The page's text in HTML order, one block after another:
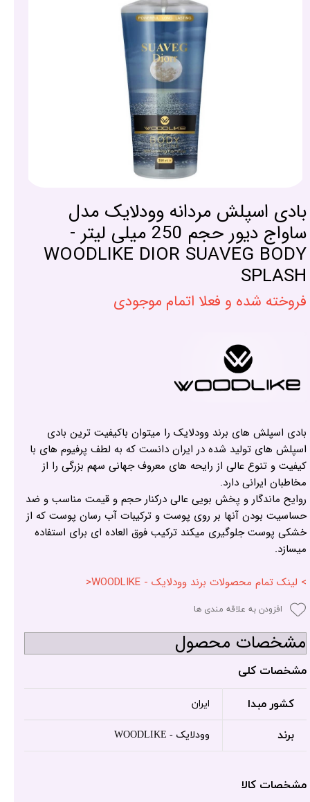
بادی اسپلش مردانه وودلایک مدل
ساواج دیور حجم 250 میلی لیتر -
WOODLIKE DIOR SUAVEG BODY
SPLASH
فروخته شده و فعلا اتمام موجودی
بادی اسپلش های برند وودلایک را میتوان باکیفیت ترین بادی
اسپلش های تولید شده در ایران دانست که به لطف پرفیوم های با
کیفیت و تنوع عالی از رایحه های معروف جهانی سهم بزرگی را از
مخاطبان ایرانی دارد.
روایح ماندگار و پخش بویی عالی درکنار حجم و قیمت مناسب و ضد
حساسیت بودن آنها بر روی پوست و ترکیبات آب رسان پوست که از
خشکی پوست جلوگیری میکند ترکیب فوق العاده ای برای استفاده
میسازد.
> لینک تمام محصولات برند وودلایک - WOODLIKE<
افزودن به علاقه مندی ها
مشخصات محصول
مشخصات کلی
کشور مبدا ایران
برند وودلایک - WOODLIKE
مشخصات کالا